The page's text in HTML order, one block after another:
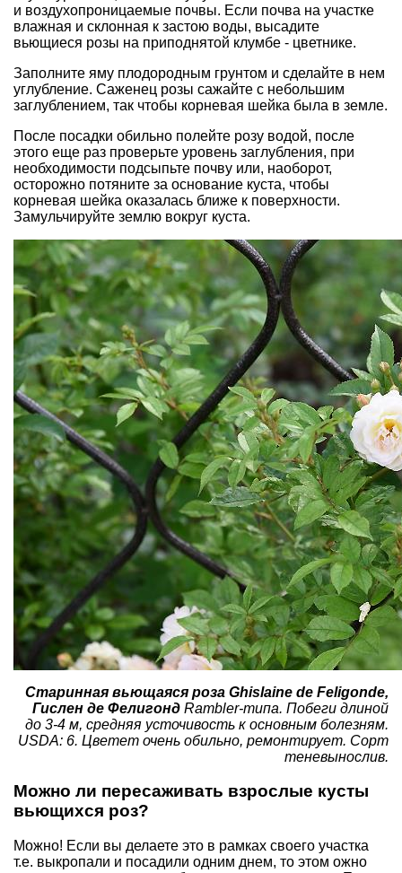
и воздухопроницаемые почвы. Если почва на участке
влажная и склонная к застою воды, высадите
вьющиеся розы на приподнятой клумбе - цветнике.
Заполните яму плодородным грунтом и сделайте в нем
углубление. Саженец розы сажайте с небольшим
заглублением, так чтобы корневая шейка была в земле.
После посадки обильно полейте розу водой, после
этого еще раз проверьте уровень заглубления, при
необходимости подсыпьте почву или, наоборот,
осторожно потяните за основание куста, чтобы
корневая шейка оказалась ближе к поверхности.
Замульчируйте землю вокруг куста.
Старинная вьющаяся роза Ghislaine de Feligonde,
Гислен де Фелигонд Rambler-типа. Побеги длиной
до 3-4 м, средняя усточивость к основным болезням.
USDA: 6. Цветет очень обильно, ремонтирует. Сорт
теневынослив.
Можно ли пересаживать взрослые кусты
вьющихся роз?
Можно! Если вы делаете это в рамках своего участка
т.е. выкропали и посадили одним днем, то этом ожно